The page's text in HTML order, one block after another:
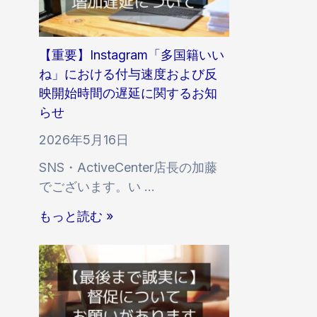
k
T
k
サ
ー
ス
に
お
る
付
与
速
度
【重要】Instagram「多国籍いい
ね」における付与速度および反
映開始時間の遅延に関するお知
らせ
2026年5月16日
SNS・ActiveCenter店長の加藤
でございます。い …
【
要
】
I
n
もっと読む »